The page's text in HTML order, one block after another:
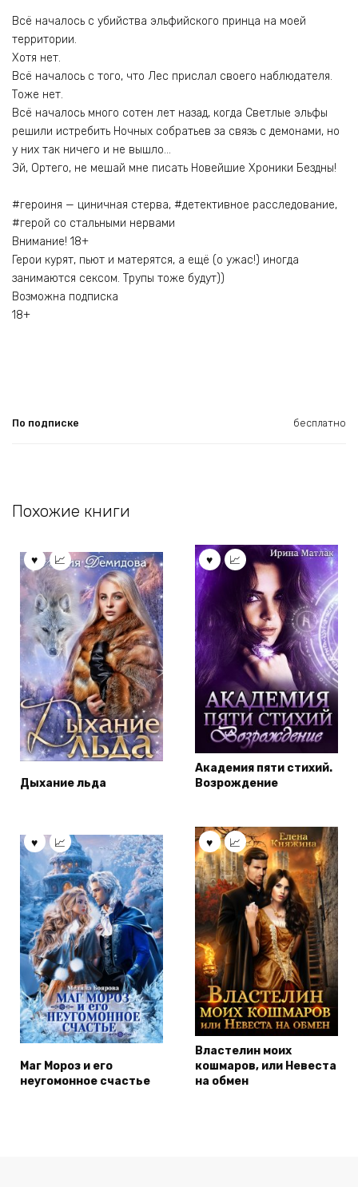
Всё началось с убийства эльфийского принца на моей
территории.
Хотя нет.
Всё началось с того, что Лес прислал своего наблюдателя.
Тоже нет.
Всё началось много сотен лет назад, когда Светлые эльфы
решили истребить Ночных собратьев за связь с демонами, но
у них так ничего и не вышло…
Эй, Ортего, не мешай мне писать Новейшие Хроники Бездны!
#героиня — циничная стерва, #детективное расследование,
#герой со стальными нервами
Внимание! 18+
Герои курят, пьют и матерятся, а ещё (о ужас!) иногда
занимаются сексом. Трупы тоже будут))
Возможна подписка
18+
По подписке бесплатно
Похожие книги
Дыхание льда
Академия пяти стихий.
Возрождение
Маг Мороз и его
неугомонное счастье
Властелин моих
кошмаров, или Невеста
на обмен